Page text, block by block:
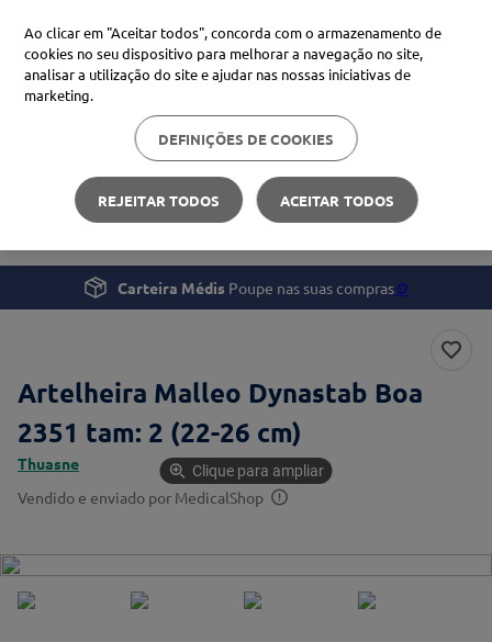
Procure no Marketplace Médis
Pesquisas mais comuns
xiaomi
uriage
4º svr
Saúde
Mobilidade e Recuperação
Artelheira Malleo Dynastab Boa 2351
Carteira Médis Poupe nas suas compras🪙
Artelheira Malleo Dynastab Boa
2351 tam: 2 (22-26 cm)
Thuasne
Vendido e enviado por MedicalShop
Clique para ampliar
Ao clicar em "Aceitar todos", concorda com o armazenamento de
cookies no seu dispositivo para melhorar a navegação no site,
analisar a utilização do site e ajudar nas nossas iniciativas de
marketing.
DEFINIÇÕES DE COOKIES
REJEITAR TODOS ACEITAR TODOS